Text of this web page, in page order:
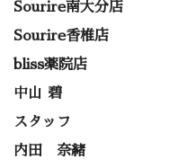
Sourire南大分店
Sourire香椎店
bliss薬院店
中山 碧
スタッフ
内田 奈緒